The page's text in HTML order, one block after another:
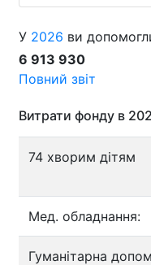
У 2026 ви
6 913 930
Повний звіт
Витрати фонду в
74 хворим дітям
Мед. обладнання:
Гуманітарна